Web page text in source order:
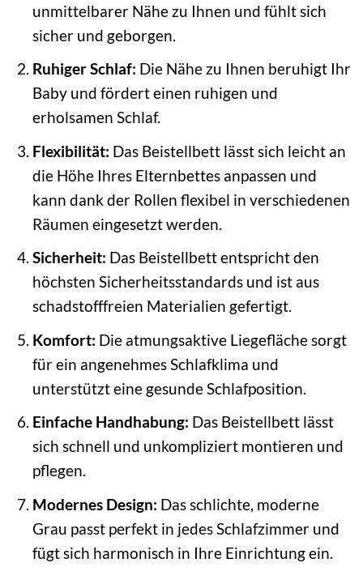
unmittelbarer Nähe zu Ihnen und fühlt sich
sicher und geborgen.
Ruhiger Schlaf: Die Nähe zu Ihnen beruhigt Ihr
Baby und fördert einen ruhigen und
erholsamen Schlaf.
Flexibilität: Das Beistellbett lässt sich leicht an
die Höhe Ihres Elternbettes anpassen und
kann dank der Rollen flexibel in verschiedenen
Räumen eingesetzt werden.
Sicherheit: Das Beistellbett entspricht den
höchsten Sicherheitsstandards und ist aus
schadstofffreien Materialien gefertigt.
Komfort: Die atmungsaktive Liegefläche sorgt
für ein angenehmes Schlafklima und
unterstützt eine gesunde Schlafposition.
Einfache Handhabung: Das Beistellbett lässt
sich schnell und unkompliziert montieren und
pflegen.
Modernes Design: Das schlichte, moderne
Grau passt perfekt in jedes Schlafzimmer und
fügt sich harmonisch in Ihre Einrichtung ein.